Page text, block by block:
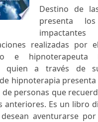
Destino de
presenta
realizadas por
e hipnoterapeuta
quien a través de
hipnoterapia
de personas que
anteriores. Es un libro
aventurarse